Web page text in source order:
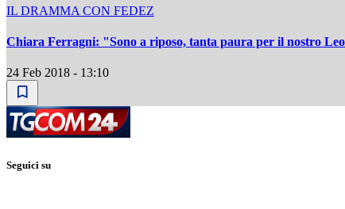
IL DRAMMA CON FEDEZ
Chiara Ferragni: "Sono a riposo, tanta paura per il nostro
24 Feb 2018 - 13:10
Seguici su